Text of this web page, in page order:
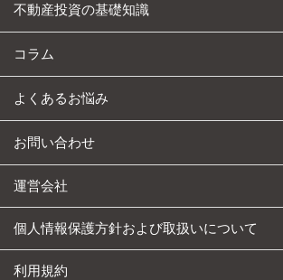
不動産投資の基礎知識
コラム
よくあるお悩み
お問い合わせ
運営会社
個人情報保護方針および取扱いについて
利用規約